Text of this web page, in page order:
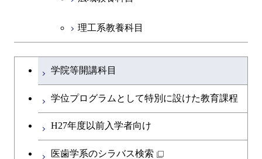
理工系教養科目
学士課程を切り替える
学院等開講科目
学位プログラムとして特別に設けた教育課程
H27年度以前入学者向け
医歯学系のシラバス検索